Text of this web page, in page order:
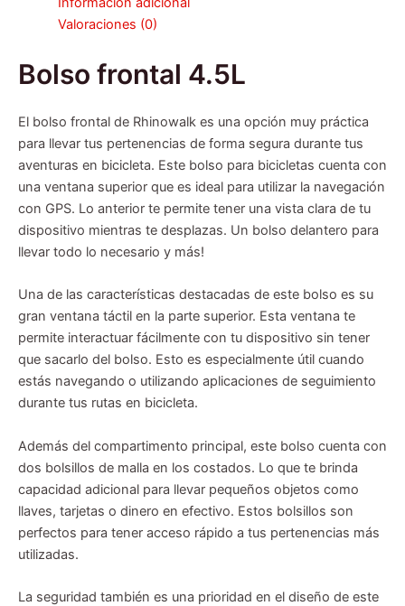
Valoraciones (0)
Bolso frontal 4.5L
El bolso frontal de Rhinowalk es una opción muy práctica
para llevar tus pertenencias de forma segura durante tus
aventuras en bicicleta. Este bolso para bicicletas cuenta con
una ventana superior que es ideal para utilizar la navegación
con GPS. Lo anterior te permite tener una vista clara de tu
dispositivo mientras te desplazas. Un bolso delantero para
llevar todo lo necesario y más!
Una de las características destacadas de este bolso es su
gran ventana táctil en la parte superior. Esta ventana te
permite interactuar fácilmente con tu dispositivo sin tener
que sacarlo del bolso. Esto es especialmente útil cuando
estás navegando o utilizando aplicaciones de seguimiento
durante tus rutas en bicicleta.
Además del compartimento principal, este bolso cuenta con
dos bolsillos de malla en los costados. Lo que te brinda
capacidad adicional para llevar pequeños objetos como
llaves, tarjetas o dinero en efectivo. Estos bolsillos son
perfectos para tener acceso rápido a tus pertenencias más
utilizadas.
La seguridad también es una prioridad en el diseño de este